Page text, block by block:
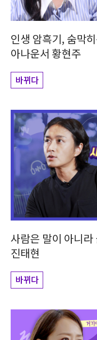
인생 암흑기, 숨막
아나운서 황현주
바뀌다
사람은 말이 아니
진태현
바뀌다